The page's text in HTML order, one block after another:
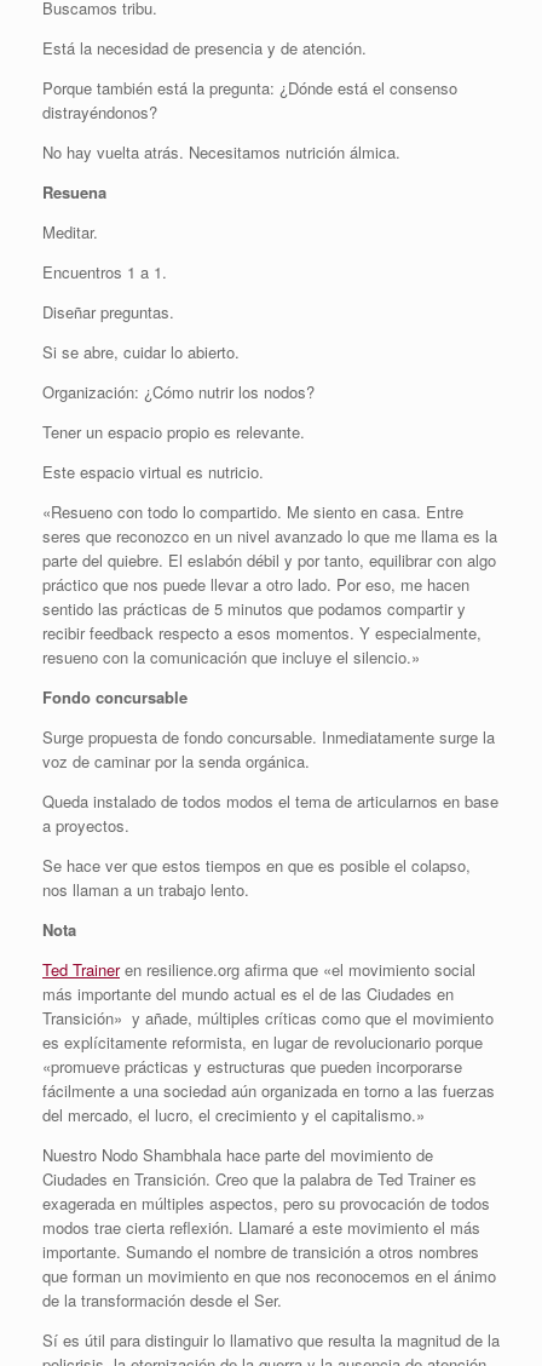
Buscamos tribu.
Está la necesidad de presencia y de atención.
Porque también está la pregunta: ¿Dónde está el consenso
distrayéndonos?
No hay vuelta atrás. Necesitamos nutrición álmica.
Resuena
Meditar.
Encuentros 1 a 1.
Diseñar preguntas.
Si se abre, cuidar lo abierto.
Organización: ¿Cómo nutrir los nodos?
Tener un espacio propio es relevante.
Este espacio virtual es nutricio.
«Resueno con todo lo compartido. Me siento en casa. Entre
seres que reconozco en un nivel avanzado lo que me llama es la
parte del quiebre. El eslabón débil y por tanto, equilibrar con algo
práctico que nos puede llevar a otro lado. Por eso, me hacen
sentido las prácticas de 5 minutos que podamos compartir y
recibir feedback respecto a esos momentos. Y especialmente,
resueno con la comunicación que incluye el silencio.»
Fondo concursable
Surge propuesta de fondo concursable. Inmediatamente surge la
voz de caminar por la senda orgánica.
Queda instalado de todos modos el tema de articularnos en base
a proyectos.
Se hace ver que estos tiempos en que es posible el colapso,
nos llaman a un trabajo lento.
Nota
Ted Traineren resilience.org afirma que «el movimiento social
más importante del mundo actual es el de las Ciudades en
Transición» y añade, múltiples críticas como que el movimiento
es explícitamente reformista, en lugar de revolucionario porque
«promueve prácticas y estructuras que pueden incorporarse
fácilmente a una sociedad aún organizada en torno a las fuerzas
del mercado, el lucro, el crecimiento y el capitalismo.»
Nuestro Nodo Shambhala hace parte del movimiento de
Ciudades en Transición. Creo que la palabra de Ted Trainer es
exagerada en múltiples aspectos, pero su provocación de todos
modos trae cierta reflexión. Llamaré a este movimiento el más
importante. Sumando el nombre de transición a otros nombres
que forman un movimiento en que nos reconocemos en el ánimo
de la transformación desde el Ser.
Sí es útil para distinguir lo llamativo que resulta la magnitud de la